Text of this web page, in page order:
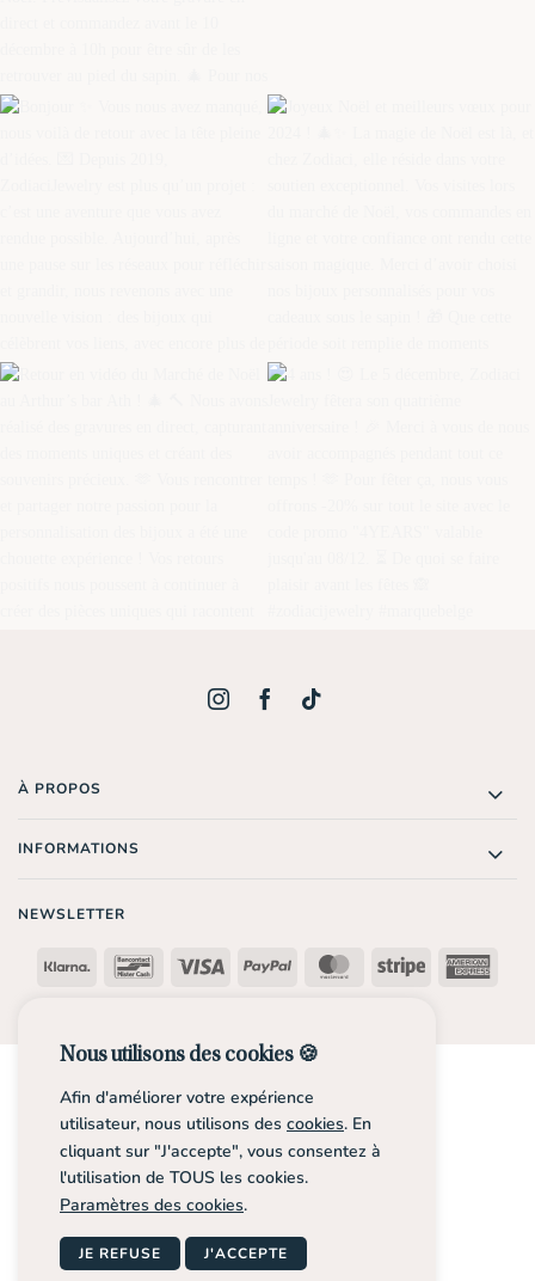
À PROPOS
INFORMATIONS
NEWSLETTER
Klarna Bancontact
Visa PayPal MasterCard
Stripe
Nous utilisons des cookies 🍪
Afin d'améliorer votre expérience
utilisateur, nous utilisons des cookies. En
cliquant sur "J'accepte", vous consentez à
l'utilisation de TOUS les cookies.
Paramètres des cookies.
JE REFUSE J'ACCEPTE